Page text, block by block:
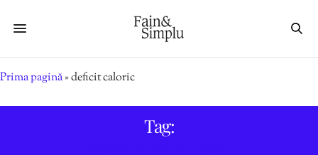
Prima pagină»deficit caloric
Tag: